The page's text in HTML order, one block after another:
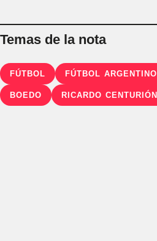
Temas de la nota
FÚTBOL FÚTBOL ARGENTINO
BOEDO RICARDO CENTURIÓN